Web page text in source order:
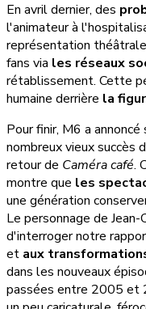
En avril dernier, des
l'animateur à
représentation
fans via les réseaux
rétablissement. Cette
humaine derrière la
Pour finir, M6 a
nombreux vieux
retour de Caméra café.
montre que les
une génération
Le personnage de
d'interroger notre
et aux
dans les nouveaux
passées entre 2005 et